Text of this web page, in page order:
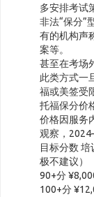
多安排考试
非法“保分”
有的机构声
案等。
甚至在考场
此类方式一
福或美签受
托福保分价
价格因服务
观察，
目标分数 培
极不建议）
90+分
100+分